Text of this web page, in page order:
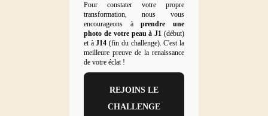
Pour constater votre propre
transformation, nous vous
encourageons àprendre une
photo de votre peau à J1 (début)
et àJ14 (fin du challenge). C'est la
meilleure preuve de la renaissance
de votre éclat !
REJOINS LE
CHALLENGE